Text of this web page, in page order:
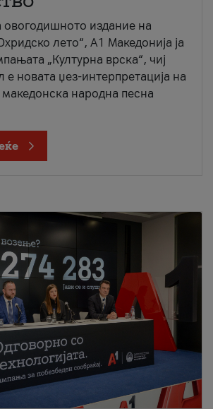
овогодишното издание на
лето“, А1 Македонија ја
„Културна врска“, чиј
е новата џез-интерпретација на
народна песна